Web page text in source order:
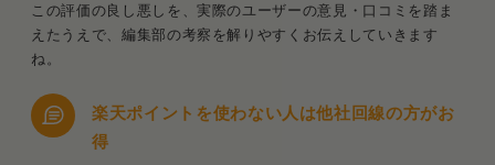
この評価の良し悪しを、実際のユーザーの意見・口コミを踏ま
えたうえで、編集部の考察を解りやすくお伝えしていきます
ね。
楽天ポイントを使わない人は他社回線の方がお
得